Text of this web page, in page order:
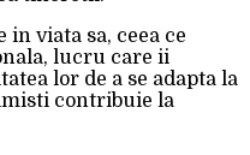
viata sa, ceea ce
lucru care ii
lor de a se adapta la
contribuie la